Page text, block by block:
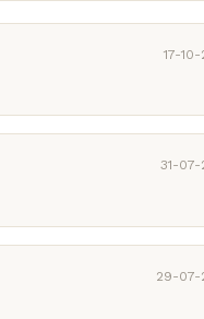
17-10-
31-07-
29-07-